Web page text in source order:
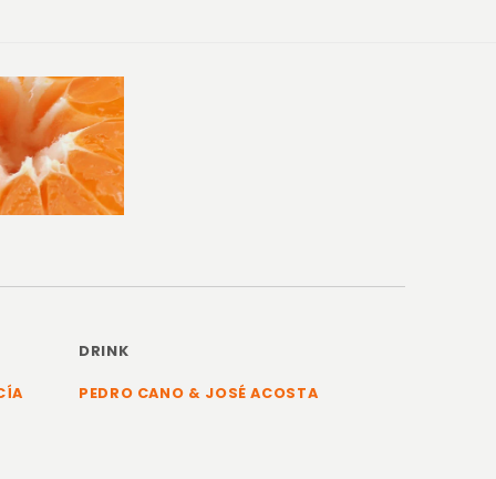
DRINK
PEDRO CANO & JOSÉ ACOSTA